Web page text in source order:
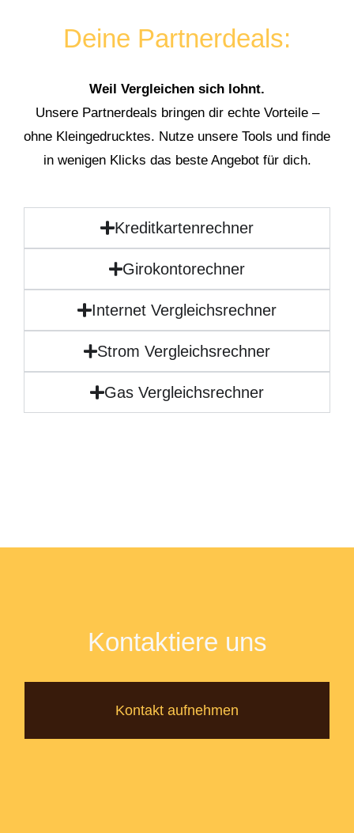
Deine Partnerdeals:
Weil Vergleichen sich lohnt.
Unsere Partnerdeals bringen dir echte Vorteile –
ohne Kleingedrucktes. Nutze unsere Tools und finde
in wenigen Klicks das beste Angebot für dich.
Kreditkartenrechner
Girokontorechner
Internet Vergleichsrechner
Strom Vergleichsrechner
Gas Vergleichsrechner
Kontaktiere uns
Kontakt aufnehmen